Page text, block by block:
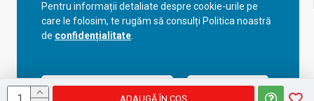
Pentru informații detaliate despre cookie-urile pe
care le folosim, te rugăm să consulți Politica noastră
de confidențialitate
Acceptă setările curente Configurează
ADAUGĂ ÎN COŞ